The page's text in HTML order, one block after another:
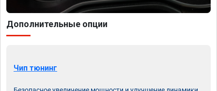
Дополнительные опции
Чип тюнинг